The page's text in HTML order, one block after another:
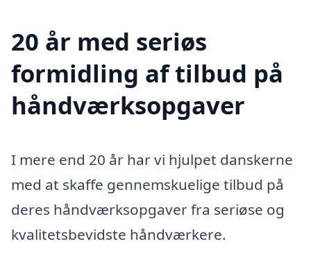
20 år med seriøs
formidling af tilbud på
håndværksopgaver
I mere end 20 år har vi hjulpet danskerne
med at skaffe gennemskuelige tilbud på
deres håndværksopgaver fra seriøse og
kvalitetsbevidste håndværkere.